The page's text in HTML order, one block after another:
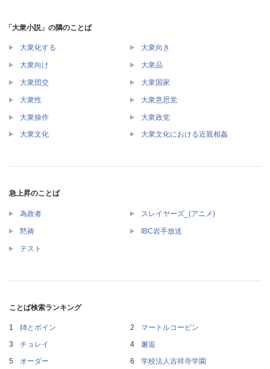
「大衆小説」の隣のことば
大衆化する 大衆向き
大衆向け 大衆品
大衆団交 大衆国家
大衆性 大衆意思党
大衆操作 大衆政党
大衆文化 大衆文化における近親相姦
急上昇のことば
為政者 スレイヤーズ_(アニメ)
黙祷 IBC岩手放送
テスト
ことば検索ランキング
姉とボイン
マートルコービン
チョレイ
邂逅
オーダー
学校法人吉祥寺学園